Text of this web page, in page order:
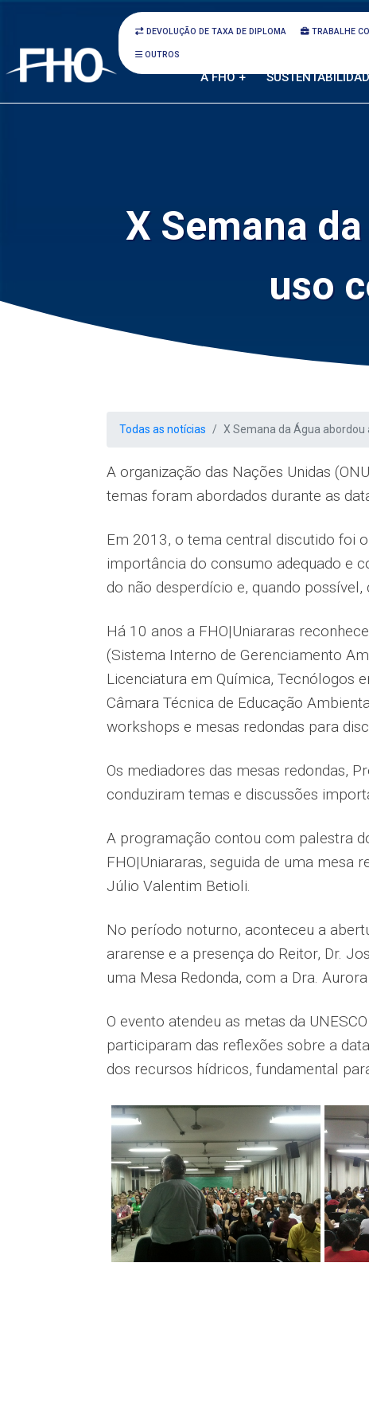
DEVOLUÇÃO DE TAXA DE DIPLOMA TRABALHE
OUTROS
A FHO +
X Semana
uso
Todas as notícias X Semana da Água
A organização das Nações Unidas
temas foram abordados durante as
Em 2013, o tema central discutido foi
importância do consumo adequado e
do não desperdício e, quando possível,
Há 10 anos a FHO|Uniararas
(Sistema Interno de Gerenciamento
Licenciatura em Química, Tecnólogos
Câmara Técnica de Educação
workshops e mesas redondas para
Os mediadores das mesas redondas,
conduziram temas e discussões
A programação contou com palestra
FHO|Uniararas, seguida de uma mesa
Júlio Valentim Betioli.
No período noturno, aconteceu a
ararense e a presença do Reitor, Dr.
uma Mesa Redonda, com a Dra.
O evento atendeu as metas da
participaram das reflexões sobre a
dos recursos hídricos, fundamental